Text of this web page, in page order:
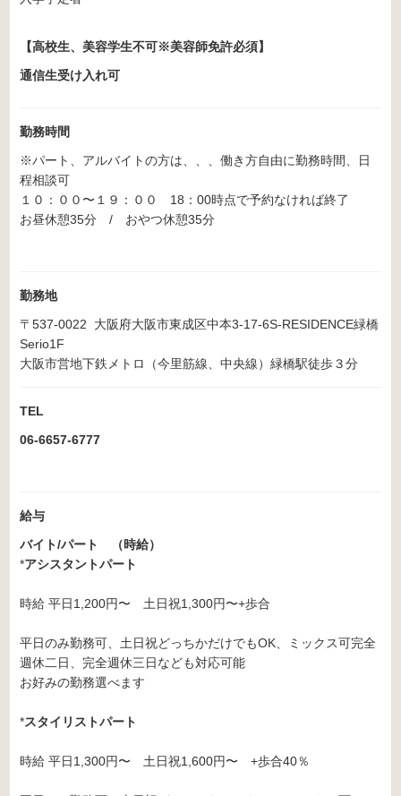
【高校生、美容学生不可※美容師免許必須】
通信生受け入れ可
勤務時間
※パート、アルバイトの方は、、、働き方自由に勤務時間、日
程相談可
１０：００〜１９：００ 18：00時点で予約なければ終了
お昼休憩35分 / おやつ休憩35分
勤務地
〒537-0022 大阪府大阪市東成区中本3-17-6S-RESIDENCE緑橋
Serio1F
大阪市営地下鉄メトロ（今里筋線、中央線）緑橋駅徒歩３分
TEL
06-6657-6777
給与
バイト/パート （時給）
*アシスタントパート
時給 平日1,200円〜 土日祝1,300円〜+歩合
平日のみ勤務可、土日祝どっちかだけでもOK、ミックス可完全
週休二日、完全週休三日なども対応可能
お好みの勤務選べます
*スタイリストパート
時給 平日1,300円〜 土日祝1,600円〜 +歩合40％